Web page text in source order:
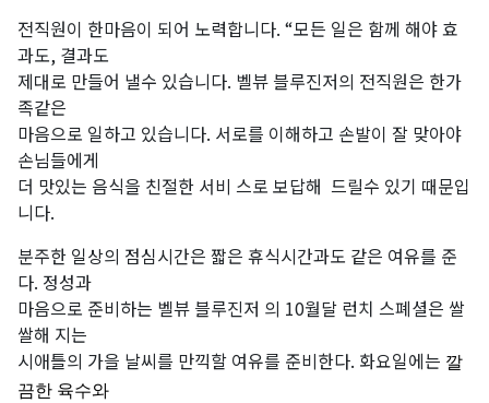
전직원이 한마음이 되어 노력합니다. “모든 일은 함께 해야 효
과도, 결과도
제대로 만들어 낼수 있습니다. 벨뷰 블루진저의 전직원은 한가
족같은
마음으로 일하고 있습니다. 서로를 이해하고 손발이 잘 맞아야
손님들에게
더 맛있는 음식을 친절한 서비 스로 보답해 드릴수 있기 때문입
니다.
분주한 일상의 점심시간은 짧은 휴식시간과도 같은 여유를 준
다. 정성과
마음으로 준비하는 벨뷰 블루진저 의 10월달 런치 스폐셜은 쌀
쌀해 지는
시애틀의 가을 날씨를 만끽할 여유를 준비한다. 화요일에는 깔
끔한 육수와